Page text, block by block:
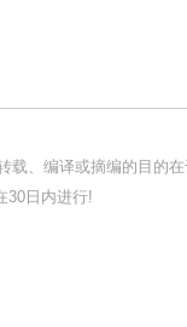
载、编译或摘编的目的
30日内进行!